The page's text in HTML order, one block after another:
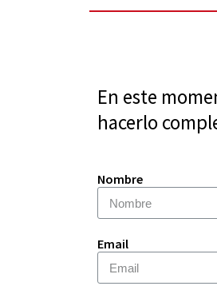
En este
hacerlo
Nombre
Email